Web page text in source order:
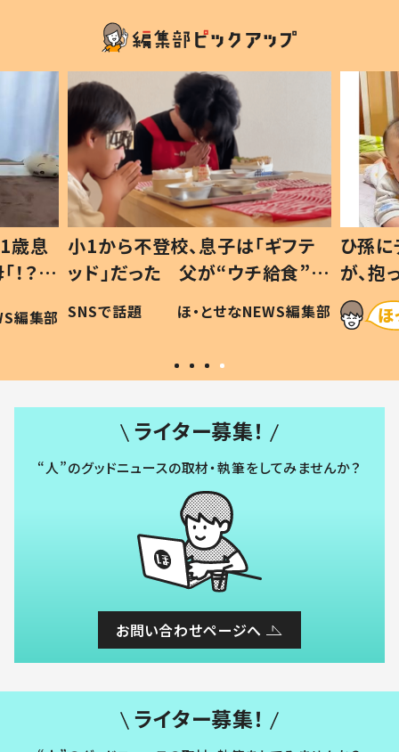
歳息
？」
編集部
小1から不登校、息子は「ギフテ
ッド」だった 父が“ウチ給食”を
作り続ける理由とは #令和の親
#令和の子
SNSで話題 ほ・とせなNEWS編集部
ひ孫
が、
「涙が
い」
ライター募集！
“人”のグッドニュースの取材・執筆をしてみませんか？
お問い合わせページへ
ライター募集！